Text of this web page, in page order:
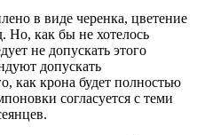
в виде черенка, цветение
Но, как бы не хотелось
не допускать этого
допускать
как крона будет полностью
согласуется с теми